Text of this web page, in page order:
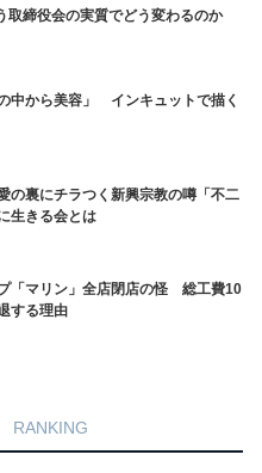
取締役会の実質でどう変わるのか
中から美容」 インキュットで描く
の裏にチラつく新興宗教の噂「不二
生きる会とは
「マリン」全店閉店の怪 総工費10
する理由
RANKING